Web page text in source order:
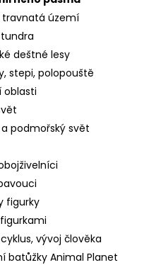
travnatá území
deštné lesy
stepi, polopouště
oblasti
podmořský svět
figurky
vývoj člověka
batůžky Animal Planet